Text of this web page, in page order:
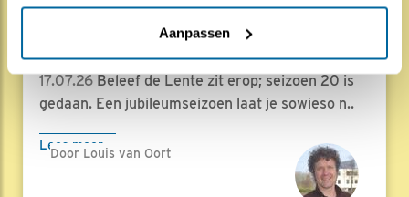
Aanpassen
Herleef de Lente: de vele
17.07.26 Beleef de Lente zit erop; seizoen 20 is
gedaan. Een jubileumseizoen laat je sowieso n..
Lees meer
Door Louis van Oort